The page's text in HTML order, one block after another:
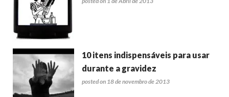
10 itens indispensáveis para usar
durante a gravidez
posted on 18 de novembro de 2013